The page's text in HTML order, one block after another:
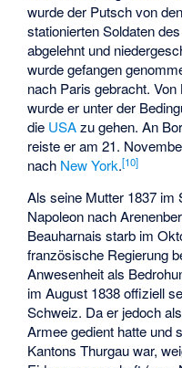
wurde der Putsch von
stationierten Soldaten
abgelehnt und
wurde gefangen
nach Paris gebracht.
wurde er unter der
die USAzu gehen. An
reiste er am 21.
nach New York.[10]
Als seine Mutter 1837 im
Napoleon nach
Beauharnais starb im
französische Regierung
Anwesenheit als
im August 1838 offiziell
Schweiz. Da er jedoch
Armee gedient hatte und
Kantons Thurgau war,